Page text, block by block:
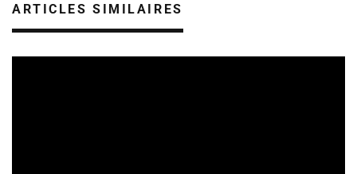
ARTICLES SIMILAIRES